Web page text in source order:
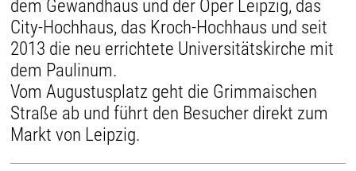
dem Gewandhaus und der Oper Leipzig, das
City-Hochhaus, das Kroch-Hochhaus und seit
2013 die neu errichtete Universitätskirche mit
dem Paulinum.
Vom Augustusplatz geht die Grimmaischen
Straße ab und führt den Besucher direkt zum
Markt von Leipzig.